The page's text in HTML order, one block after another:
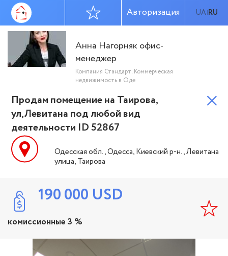
UA|RU
Авторизация
Анна Нагорняк офис-
менеджер
Компания Стандарт. Коммерческая
недвижимость в Оде
Продам помещение на Таирова,
ул,Левитана под любой вид
деятельности ID 52867
Одесская обл., Одесса, Киевский р-н., Левитана
улица, Таирова
190 000 USD
комиссионные 3 %